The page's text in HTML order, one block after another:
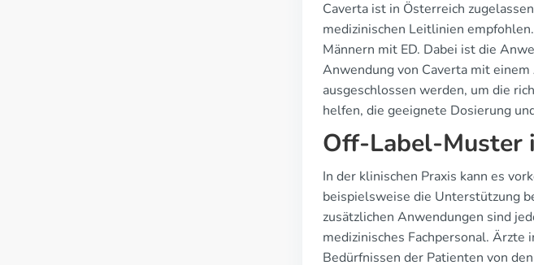
Caverta ist in Österreich
medizinischen Leitlinien
Männern mit ED. Dabei ist die
Anwendung von Caverta mit
ausgeschlossen werden, um die
helfen, die geeignete Dosierung
Off-Label-Muster
In der klinischen Praxis kann es
beispielsweise die Unterstützung
zusätzlichen Anwendungen sind
medizinisches Fachpersonal.
Bedürfnissen der Patienten von